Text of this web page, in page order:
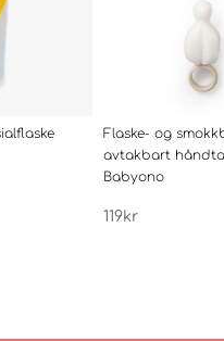
Flaske- og
avtakbart
Babyono
119kr